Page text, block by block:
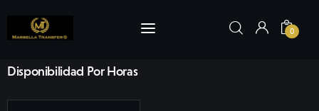
0
Inicio
Disponibilidad Por Horas